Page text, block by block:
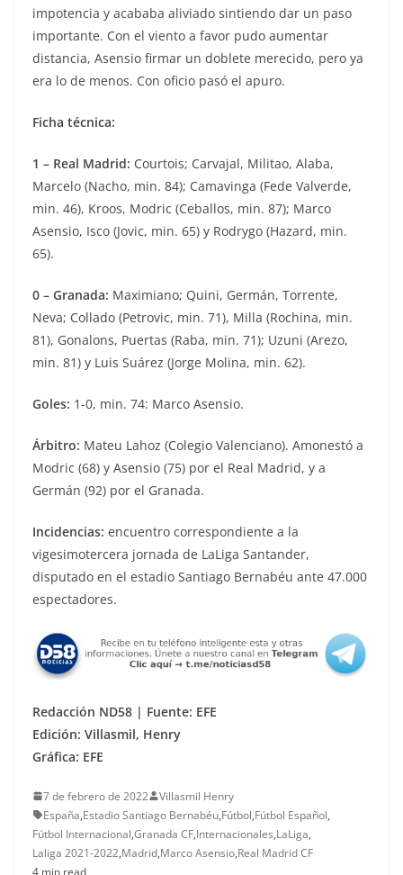
impotencia y acababa aliviado sintiendo dar un paso
importante. Con el viento a favor pudo aumentar
distancia, Asensio firmar un doblete merecido, pero ya
era lo de menos. Con oficio pasó el apuro.
Ficha técnica:
1 – Real Madrid: Courtois; Carvajal, Militao, Alaba,
Marcelo (Nacho, min. 84); Camavinga (Fede Valverde,
min. 46), Kroos, Modric (Ceballos, min. 87); Marco
Asensio, Isco (Jovic, min. 65) y Rodrygo (Hazard, min.
65).
0 – Granada: Maximiano; Quini, Germán, Torrente,
Neva; Collado (Petrovic, min. 71), Milla (Rochina, min.
81), Gonalons, Puertas (Raba, min. 71); Uzuni (Arezo,
min. 81) y Luis Suárez (Jorge Molina, min. 62).
Goles: 1-0, min. 74: Marco Asensio.
Árbitro: Mateu Lahoz (Colegio Valenciano). Amonestó a
Modric (68) y Asensio (75) por el Real Madrid, y a
Germán (92) por el Granada.
Incidencias: encuentro correspondiente a la
vigesimotercera jornada de LaLiga Santander,
disputado en el estadio Santiago Bernabéu ante 47.000
espectadores.
Redacción ND58 | Fuente: EFE
Edición: Villasmil, Henry
Gráfica: EFE
7 de febrero de 2022
Villasmil Henry
España,Estadio Santiago Bernabéu,Fútbol,Fútbol Español,
Fútbol Internacional,Granada CF,Internacionales,LaLiga,
Laliga 2021-2022,Madrid,Marco Asensio,Real Madrid CF
4 min read